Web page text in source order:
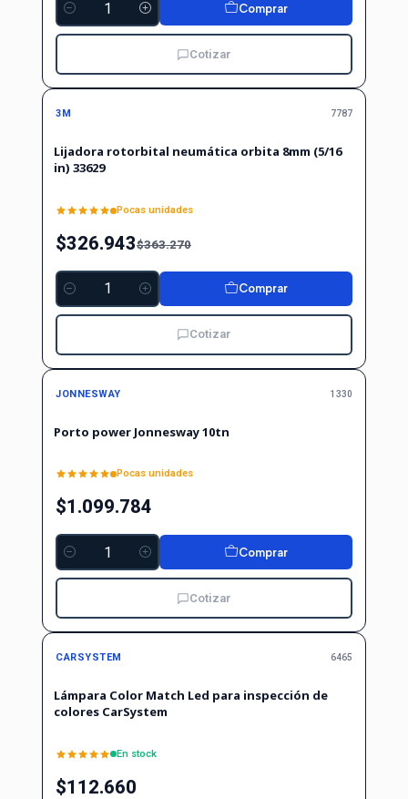
Cantidad
Comprar
Cotizar
-10%
3M 7787
Lijadora rotorbital neumática orbita 8mm (5/16
in) 33629
Pocas unidades
$326.943$363.270
Cantidad
Comprar
Cotizar
JONNESWAY 1330
Porto power Jonnesway 10tn
Pocas unidades
$1.099.784
Cantidad
Comprar
Cotizar
CARSYSTEM 6465
Lámpara Color Match Led para inspección de
colores CarSystem
En stock
$112.660